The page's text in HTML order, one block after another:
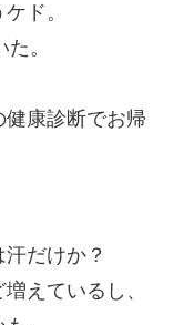
ド。
。
康診断でお帰
だけか？
えているし、